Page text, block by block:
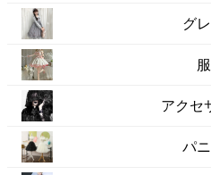
グ
服
アクセ
パ